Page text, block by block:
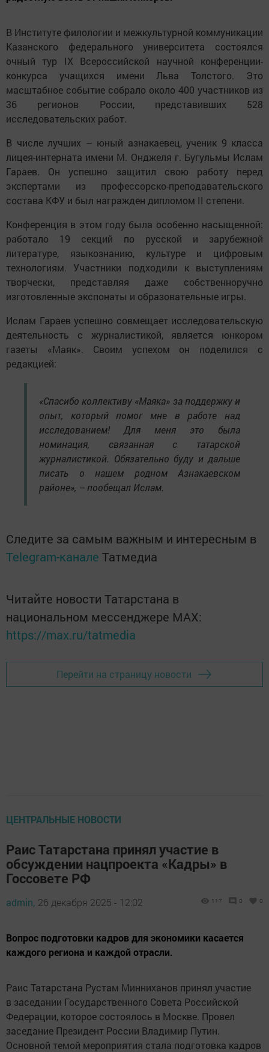
В Институте филологии и межкультурной коммуникации
Казанского федерального университета состоялся
очный тур IX Всероссийской научной конференции-
конкурса учащихся имени Льва Толстого. Это
масштабное событие собрало около 400 участников из
36 регионов России, представивших 528
исследовательских работ.
В числе лучших – юный азнакаевец, ученик 9 класса
лицея-интерната имени М. Онджеля г. Бугульмы Ислам
Гараев. Он успешно защитил свою работу перед
экспертами из профессорско-преподавательского
состава КФУ и был награжден дипломом II степени.
Конференция в этом году была особенно насыщенной:
работало 19 секций по русской и зарубежной
литературе, языкознанию, культуре и цифровым
технологиям. Участники подходили к выступлениям
творчески, представляя даже собственноручно
изготовленные экспонаты и образовательные игры.
Ислам Гараев успешно совмещает исследовательскую
деятельность с журналистикой, является юнкором
газеты «Маяк». Своим успехом он поделился с
редакцией:
«Спасибо коллективу «Маяка» за поддержку и
опыт, который помог мне в работе над
исследованием! Для меня это была
номинация, связанная с татарской
журналистикой. Обязательно буду и дальше
писать о нашем родном Азнакаевском
районе», – пообещал Ислам.
Следите за самым важным и интересным в
Telegram-канале Татмедиа
Читайте новости Татарстана в
национальном мессенджере MАХ:
https://max.ru/tatmedia
Перейти на страницу новости
ЦЕНТРАЛЬНЫЕ НОВОСТИ
Раис Татарстана принял участие в
обсуждении нацпроекта «Кадры» в
Госсовете РФ
admin, 26 декабря 2025 - 12:02 117 0 0
Вопрос подготовки кадров для экономики касается
каждого региона и каждой отрасли.
Раис Татарстана Рустам Минниханов принял участие
в заседании Государственного Совета Российской
Федерации, которое состоялось в Москве. Провел
заседание Президент России Владимир Путин.
Основной темой мероприятия стала подготовка кадров